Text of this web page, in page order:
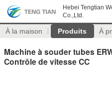
Hebei Tengtian
Co.,Ltd.
À la maison Produits À
Machine à souder tubes
Contrôle de vitesse CC